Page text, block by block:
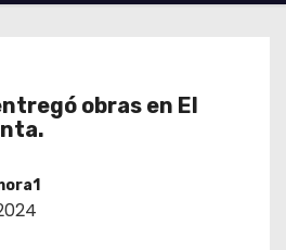
obras en El